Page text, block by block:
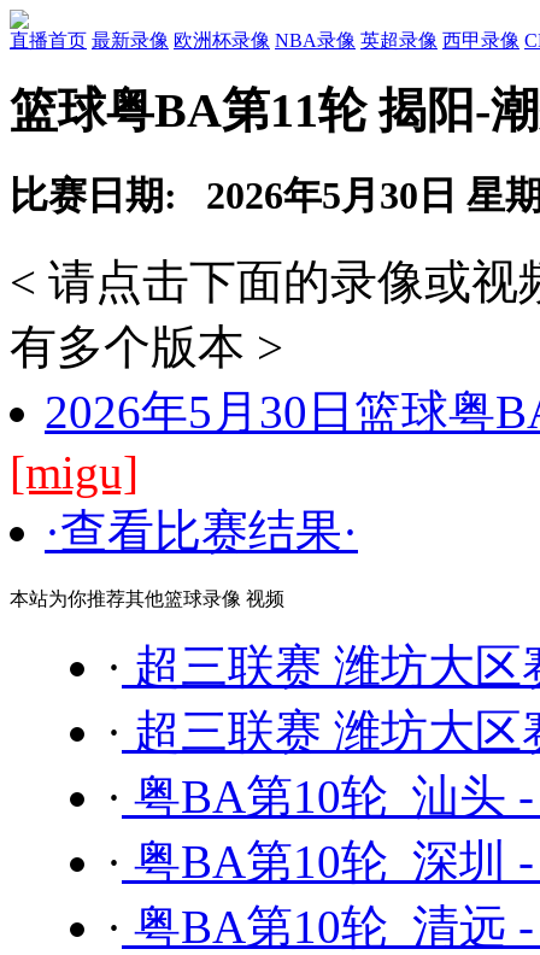
直播首页 最新录像 欧洲杯录像 NBA录像 英超录像 西甲录像
篮球粤BA第11轮 揭阳-
比赛日期: 2026年5月30日 星
< 请点击下面的录像或
有多个版本 >
2026年5月30日篮球粤
[migu]
·查看比赛结果·
本站为你推荐其他篮球录像 视频
· 超三联赛 潍坊大
· 超三联赛 潍坊大
· 粤BA第10轮 汕头
· 粤BA第10轮 深圳
· 粤BA第10轮 清远